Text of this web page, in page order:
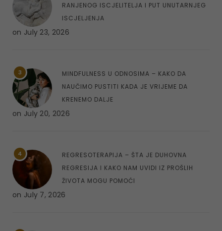
RANJENOG ISCJELITELJA I PUT UNUTARNJEG
ISCJELJENJA
on July 23, 2026
3
MINDFULNESS U ODNOSIMA – KAKO DA
NAUČIMO PUSTITI KADA JE VRIJEME DA
KRENEMO DALJE
on July 20, 2026
4
REGRESOTERAPIJA – ŠTA JE DUHOVNA
REGRESIJA I KAKO NAM UVIDI IZ PROŠLIH
ŽIVOTA MOGU POMOĆI
on July 7, 2026